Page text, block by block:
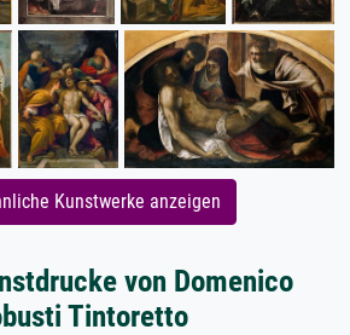
Kunstwerke anzeigen
von Domenico
Tintoretto